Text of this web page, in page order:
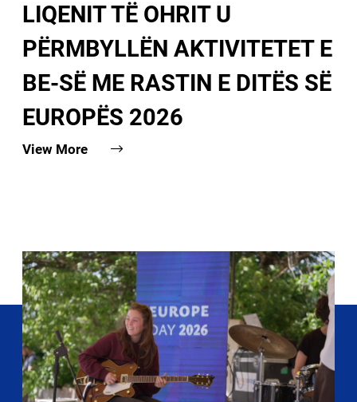
LIQENIT TË OHRIT U
PËRMBYLLËN AKTIVITETET E
BE-SË ME RASTIN E DITËS SË
EUROPËS 2026
View More